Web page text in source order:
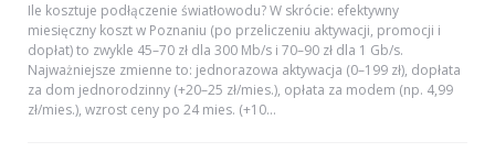
Ile kosztuje podłączenie światłowodu? W skrócie: efektywny
miesięczny koszt w Poznaniu (po przeliczeniu aktywacji, promocji i
dopłat) to zwykle 45–70 zł dla 300 Mb/s i 70–90 zł dla 1 Gb/s.
Najważniejsze zmienne to: jednorazowa aktywacja (0–199 zł), dopłata
za dom jednorodzinny (+20–25 zł/mies.), opłata za modem (np. 4,99
zł/mies.), wzrost ceny po 24 mies. (+10...